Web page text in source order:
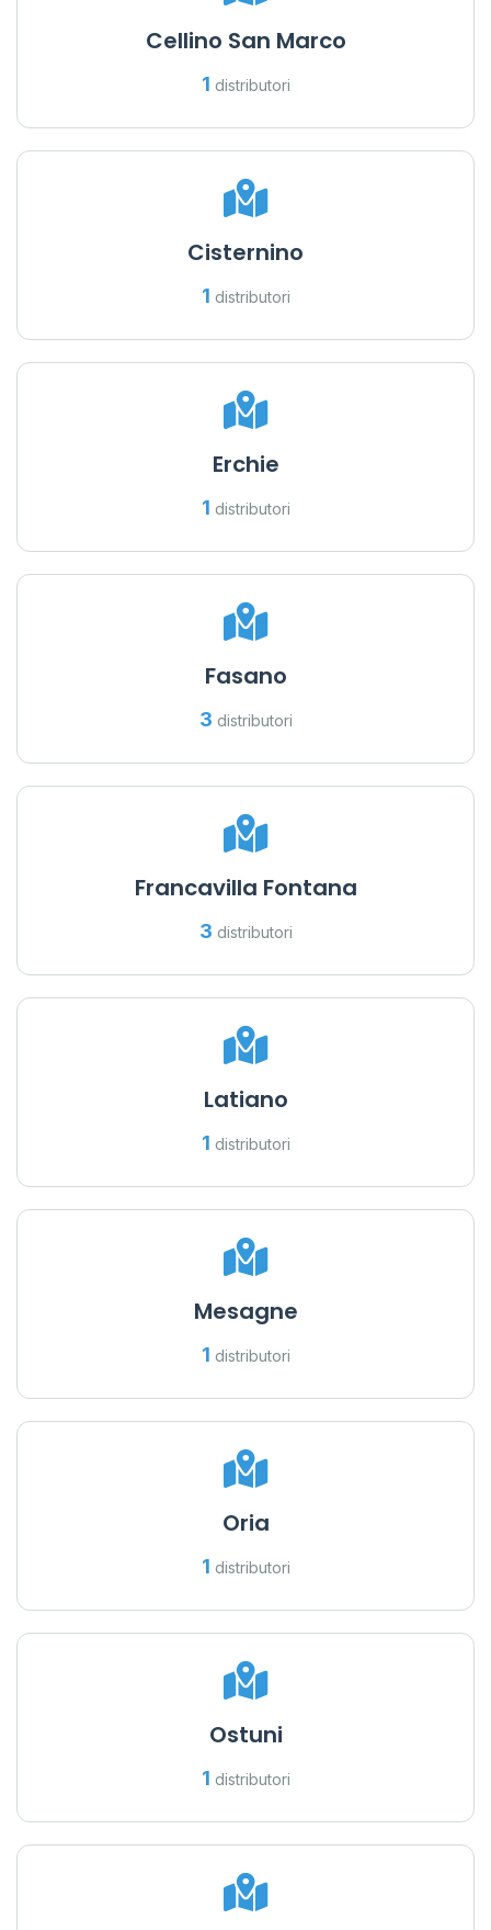
Cellino San Marco
1 distributori
Cisternino
1 distributori
Erchie
1 distributori
Fasano
3 distributori
Francavilla Fontana
3 distributori
Latiano
1 distributori
Mesagne
1 distributori
Oria
1 distributori
Ostuni
1 distributori